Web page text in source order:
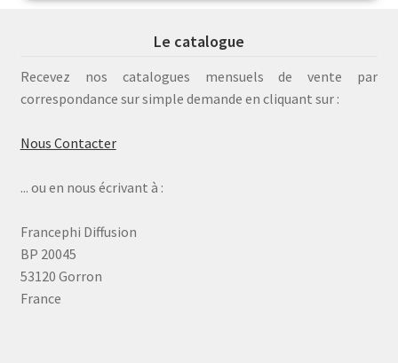
Le catalogue
Recevez nos catalogues mensuels de vente par
correspondance sur simple demande en cliquant sur :
Nous Contacter
... ou en nous écrivant à :
Francephi Diffusion
BP 20045
53120 Gorron
France